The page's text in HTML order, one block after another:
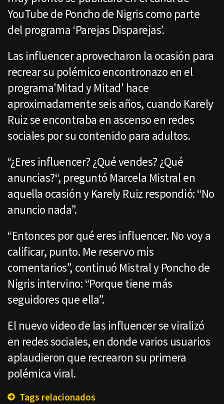
YouTube de Poncho de Nigris como parte
del programa ‘Parejas Disparejas’.
Las influencer aprovecharon la ocasión para
recrear su polémico encontronazo en el
programa'Mitad y Mitad' hace
aproximadamente seis años, cuando Karely
Ruiz se encontraba en ascenso en redes
sociales por su contenido para adultos.
“¿Eres influencer? ¿Qué vendes? ¿Qué
anuncias?“, preguntó Marcela Mistral en
aquella ocasión y Karely Ruiz respondió: “No
anuncio nada”.
“Entonces por qué eres influencer. No voy a
calificar, punto. Me reservo mis
comentarios”, continuó Mistral y Poncho de
Nigris intervino: “Porque tiene más
seguidores que ella”.
El nuevo video de las influencer se viralizó
en redes sociales, en donde varios usuarios
aplaudieron que recrearon su primera
polémica viral.
Tags relacionados